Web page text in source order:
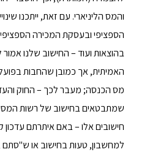
והמס הליניארי. עם זאת, ייתכנו
הספציפי ובעסקת המכירה
בהוצאות ועוד – החישוב שלנו
האמיתית, אך כמובן שהחבות
מס הכנסה; מעבר לכך – החוק
שמתבטאים בחישוב של רשות
חישובים אלו – באם איתרתם עדכון
למחשבון, טעות בחישוב או ש"סתם